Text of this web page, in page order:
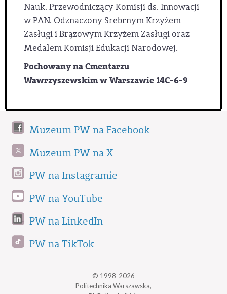
Nauk. Przewodniczący Komisji ds. Innowacji
w PAN. Odznaczony Srebrnym Krzyżem
Zasługi i Brązowym Krzyżem Zasługi oraz
Medalem Komisji Edukacji Narodowej.
Pochowany na Cmentarzu
Wawrzyszewskim w Warszawie 14C-6-9
Muzeum PW na Facebook
Muzeum PW na X
PW na Instagramie
PW na YouTube
PW na LinkedIn
PW na TikTok
© 1998-2026
Politechnika Warszawska,